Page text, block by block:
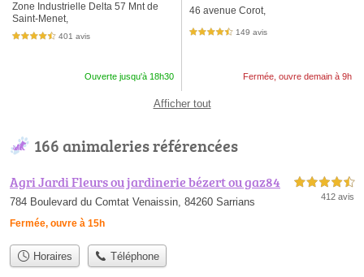
Zone Industrielle Delta 57 Mnt de
Saint-Menet,
4,5 étoiles sur 5 401 avis
Ouverte jusqu'à 18h30
46 avenue Corot,
4,5 étoiles sur 5 149 avis
Fermée, ouvre demain à 9h
Afficher tout
166 animaleries référencées
Agri Jardi Fleurs ou jardinerie bézert ou gaz84
784 Boulevard du Comtat Venaissin, 84260 Sarrians
Fermée, ouvre à 15h
4,5 étoiles sur 5
412 avis
Horaires Téléphone